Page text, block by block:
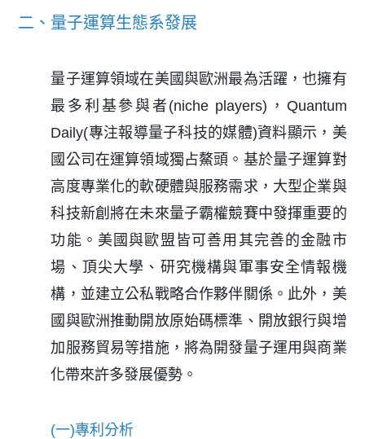
二、量子運算生態系發展
量子運算領域在美國與歐洲最為活躍，也擁有
最多利基參與者(niche players)，Quantum
Daily(專注報導量子科技的媒體)資料顯示，美
國公司在運算領域獨占鰲頭。基於量子運算對
高度專業化的軟硬體與服務需求，大型企業與
科技新創將在未來量子霸權競賽中發揮重要的
功能。美國與歐盟皆可善用其完善的金融市
場、頂尖大學、研究機構與軍事安全情報機
構，並建立公私戰略合作夥伴關係。此外，美
國與歐洲推動開放原始碼標準、開放銀行與增
加服務貿易等措施，將為開發量子運用與商業
化帶來許多發展優勢。
(一)專利分析